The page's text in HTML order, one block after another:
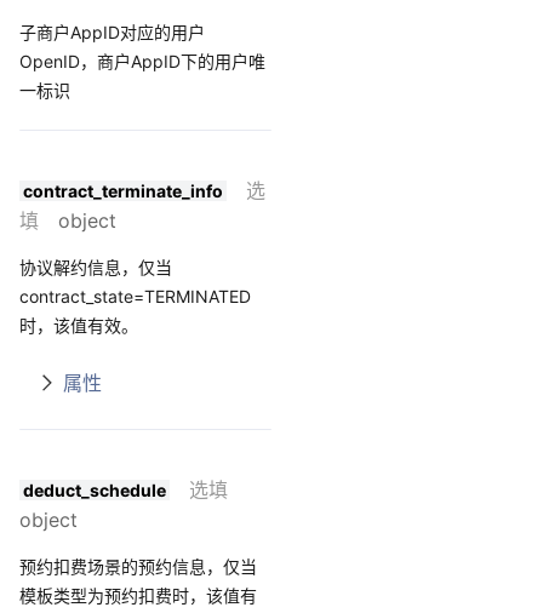
子商户AppID对应的用户
OpenID，商户AppID下的用户唯
一标识
contract_terminate_info
选
填 object
协议解约信息，仅当
contract_state=TERMINATED
时，该值有效。
属性
deduct_schedule
选填
object
预约扣费场景的预约信息，仅当
模板类型为预约扣费时，该值有